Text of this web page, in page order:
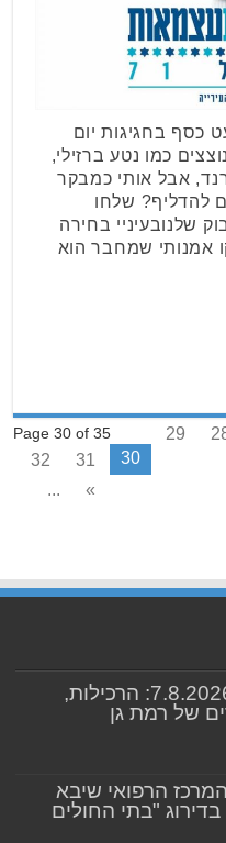
כסף בחגיגות יום
כמו נטע ברזילי,
אבל אותי כמבקר
להדליף? שלחו
שלנובעיניי בחירה
אמנותי שמחבר הוא
Page 30 of 35
29
30
31
32
»
...
פותחים סופ"ש 7.8.2026: הרכילות,
של רמת גן
הרפואי שיבא
"בתי החולים